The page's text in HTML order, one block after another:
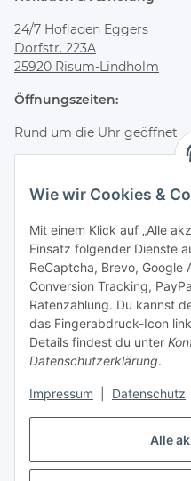
Alle
Wie wir Cookies &
Mit einem Klick auf „Alle
Einsatz folgender Dienste
ReCaptcha, Brevo, Google
Conversion Tracking,
Ratenzahlung. Du kannst
das Fingerabdruck-Icon
Details findest du unter
Datenschutzerklärung.
Impressum Datenschutz
24/7 Hofladen Eggers
Dorfstr. 223A
25920 Risum-Lindholm
Öffnungszeiten:
Rund um die Uhr geöffnet
Bestelle online und hole
im Hofladen ab.
Telefon
+49 (0) 4661 2875
E-Mail
info@wagyuzucht-
Folge uns
Instagram
Facebook